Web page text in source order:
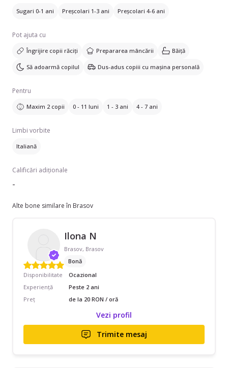
Sugari 0-1 ani Preșcolari 1-3 ani Preșcolari 4-6 ani
Pot ajuta cu
Îngrijire copii răciți Prepararea mâncării Băiță
Să adoarmă copilul Dus-adus copiii cu mașina personală
Pentru
Maxim 2 copii 0 - 11 luni 1 - 3 ani 4 - 7 ani
Limbi vorbite
Italiană
Calificări adiționale
-
Alte bone similare în Brasov
Ilona N
Brasov, Brasov
Bonă
Disponibilitate
Ocazional
Experiență
Peste 2 ani
Preț
de la 20 RON / oră
Vezi profil
Trimite mesaj